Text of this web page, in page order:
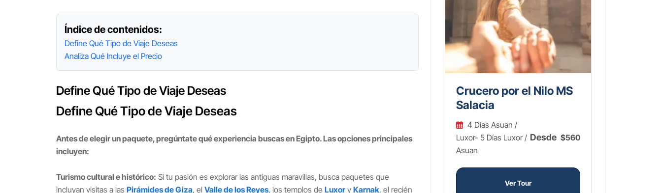
Índice de contenidos:
Define Qué Tipo de Viaje Deseas
Analiza Qué Incluye el Precio
Define Qué Tipo de Viaje Deseas
Define Qué Tipo de Viaje Deseas
Antes de elegir un paquete, pregúntate qué experiencia buscas en Egipto. Las opciones principales
incluyen:
Turismo cultural e histórico: Si tu pasión es explorar las antiguas maravillas, busca paquetes que
incluyan visitas a las Pirámides de Giza, el Valle de los Reyes, los templos de Luxor y Karnak, el recién
Crucero por el Nilo MS
Salacia
4 Días Asuan /
Luxor- 5 Días Luxor /
Asuan
Desde $560
Ver Tour